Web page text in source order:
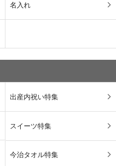
名入れ
出産内祝い特集
スイーツ特集
今治タオル特集